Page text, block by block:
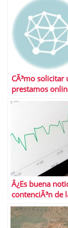
CÃ³mo solicitar
prestamos
Â¿Es buena
contenciÃ³n de
inflaciÃ³n
subyacente?